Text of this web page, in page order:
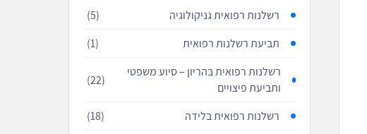
רשלנות רפואית גניקולוגיה
(5)
תביעת רשלנות רפואית
(1)
רשלנות רפואית בהריון – סיוע משפטי
ותביעת פיצויים
(22)
רשלנות רפואית בלידה
(18)